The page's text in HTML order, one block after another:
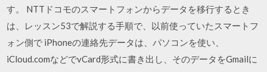
す。 NTTドコモのスマートフォンからデータを移行するとき
は、レッスン53で解説する手順で、以前使っていたスマートフ
ォン側で iPhoneの連絡先データは、パソコンを使い、
iCloud.comなどでvCard形式に書き出し、そのデータをGmailに